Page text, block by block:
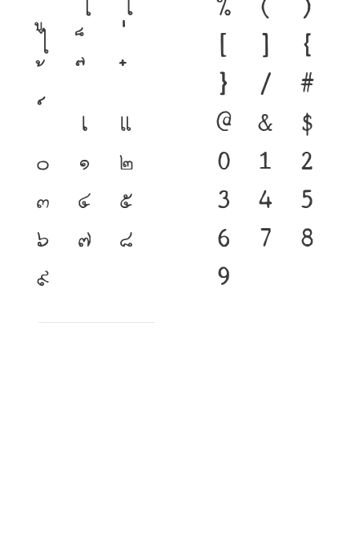
ไ
เ
แ
๐ ๑ ๒
๓ ๔ ๕
๖ ๗ ๘
๙
[ ] {
} / #
@ & $
0 1 2
3 4 5
6 7 8
9